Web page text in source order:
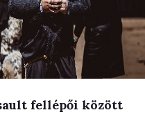
fellépői között